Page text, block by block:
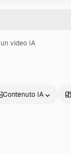
video IA
Contenuto IA